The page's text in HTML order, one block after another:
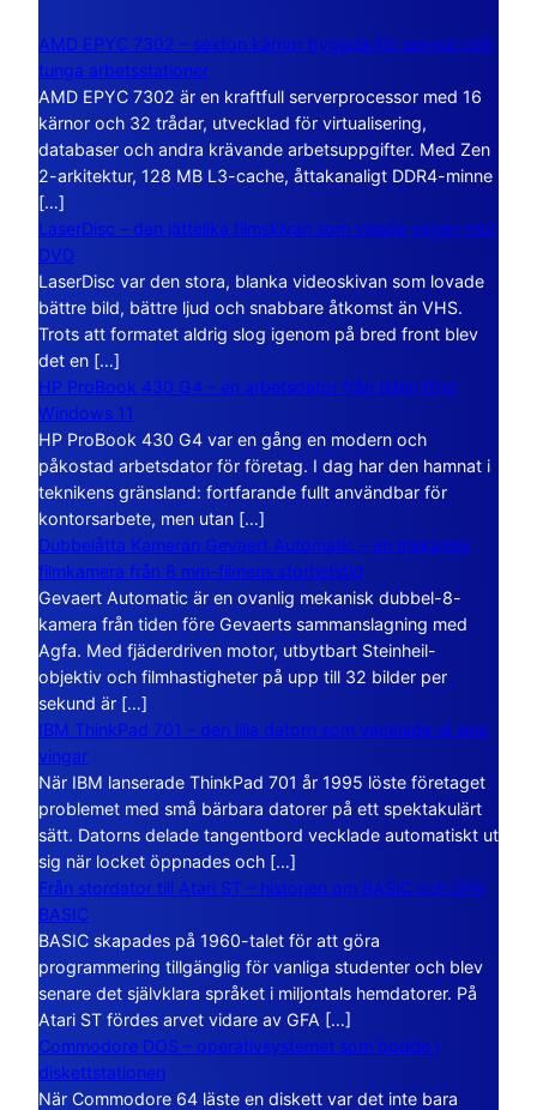
AMD EPYC 7302 – sexton kärnor byggda för servrar och
tunga arbetsstationer
AMD EPYC 7302 är en kraftfull serverprocessor med 16
kärnor och 32 trådar, utvecklad för virtualisering,
databaser och andra krävande arbetsuppgifter. Med Zen
2-arkitektur, 128 MB L3-cache, åttakanaligt DDR4-minne
[…]
LaserDisc – den jättelika filmskivan som visade vägen mot
DVD
LaserDisc var den stora, blanka videoskivan som lovade
bättre bild, bättre ljud och snabbare åtkomst än VHS.
Trots att formatet aldrig slog igenom på bred front blev
det en […]
HP ProBook 430 G4 – en arbetsdator från tiden före
Windows 11
HP ProBook 430 G4 var en gång en modern och
påkostad arbetsdator för företag. I dag har den hamnat i
teknikens gränsland: fortfarande fullt användbar för
kontorsarbete, men utan […]
Dubbelåtta Kameran Gevaert Automatic – en mekanisk
filmkamera från 8 mm-filmens storhetstid
Gevaert Automatic är en ovanlig mekanisk dubbel-8-
kamera från tiden före Gevaerts sammanslagning med
Agfa. Med fjäderdriven motor, utbytbart Steinheil-
objektiv och filmhastigheter på upp till 32 bilder per
sekund är […]
IBM ThinkPad 701 – den lilla datorn som vecklade ut sina
vingar
När IBM lanserade ThinkPad 701 år 1995 löste företaget
problemet med små bärbara datorer på ett spektakulärt
sätt. Datorns delade tangentbord vecklade automatiskt ut
sig när locket öppnades och […]
Från stordator till Atari ST – historien om BASIC och GFA
BASIC
BASIC skapades på 1960-talet för att göra
programmering tillgänglig för vanliga studenter och blev
senare det självklara språket i miljontals hemdatorer. På
Atari ST fördes arvet vidare av GFA […]
Commodore DOS – operativsystemet som bodde i
diskettstationen
När Commodore 64 läste en diskett var det inte bara